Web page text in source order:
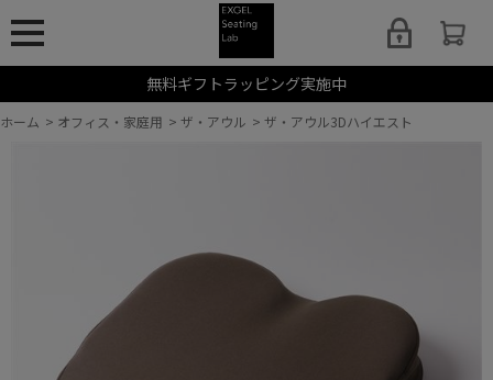
無料ギフトラッピング実施中
ホーム > オフィス・家庭用 > ザ・アウル > ザ・アウル3Dハイエスト